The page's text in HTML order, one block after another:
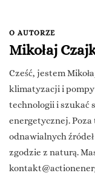
O AUTORZE
Mikołaj
Cześć, jestem
klimatyzacji i pompy
technologii i szukać
energetycznej.
odnawialnych
zgodzie z naturą.